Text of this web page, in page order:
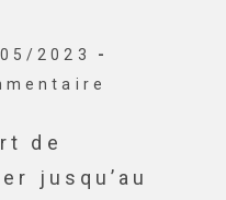
2023
de
jusqu’au